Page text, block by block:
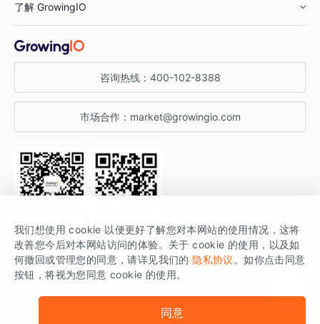
汽车行业
金融行业
智能运营
获客分析
增长公开课
增长博客
开发者文档
SDK 文档
场景指南
了解 GrowingIO
关于 GrowingIO
增长大会
行业活动
咨询热线： 400-102-8388
市场合作： market@growingio.com
关注公众号 获取更多干货
GrowingIO 是专注于数据智能分析与增长的品牌，核心平台为 GrowingIO
分析云。
版权所有 © 北京易数科技有限公司
我们想使用 cookie 以便更好了解您对本网站的使用情况，这将
改善您今后对本网站访问的体验。关于 cookie 的使用，以及如
何撤回或管理您的同意，请详见我们的 隐私协议 。如你点击同意
按钮，将视为您同意 cookie 的使用。
同意